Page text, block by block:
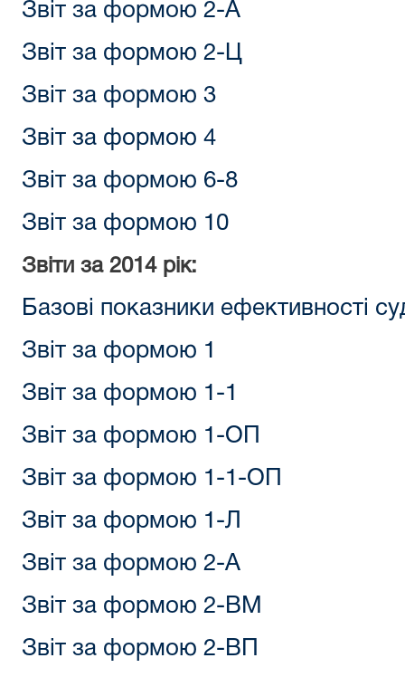
Звіт за формою 2-А
Звіт за формою 2-Ц
Звіт за формою 3
Звіт за формою 4
Звіт за формою 6-8
Звіт за формою 10
Звіти за 2014 рік:
Базові показники ефективності
Звіт за формою 1
Звіт за формою 1-1
Звіт за формою 1-ОП
Звіт за формою 1-1-ОП
Звіт за формою 1-Л
Звіт за формою 2-А
Звіт за формою 2-ВМ
Звіт за формою 2-ВП